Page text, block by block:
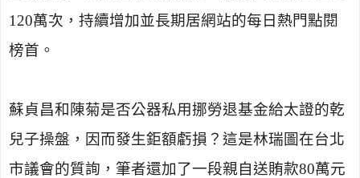
120萬次，持續增加並長期居網站的每日熱門點閱
榜首。
蘇貞昌和陳菊是否公器私用挪勞退基金給太證的乾
兒子操盤，因而發生鉅額虧損？這是林瑞圖在台北
市議會的質詢，筆者還加了一段親自送賄款80萬元